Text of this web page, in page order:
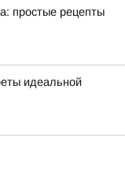
простые рецепты
идеальной